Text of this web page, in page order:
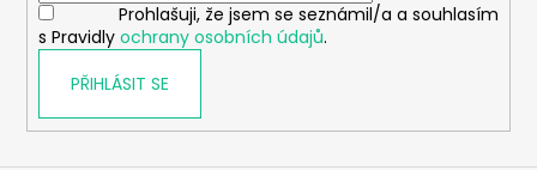
Prohlašuji, že jsem se seznámil/a a souhlasím
s Pravidly ochrany osobních údajů.
PŘIHLÁSIT SE